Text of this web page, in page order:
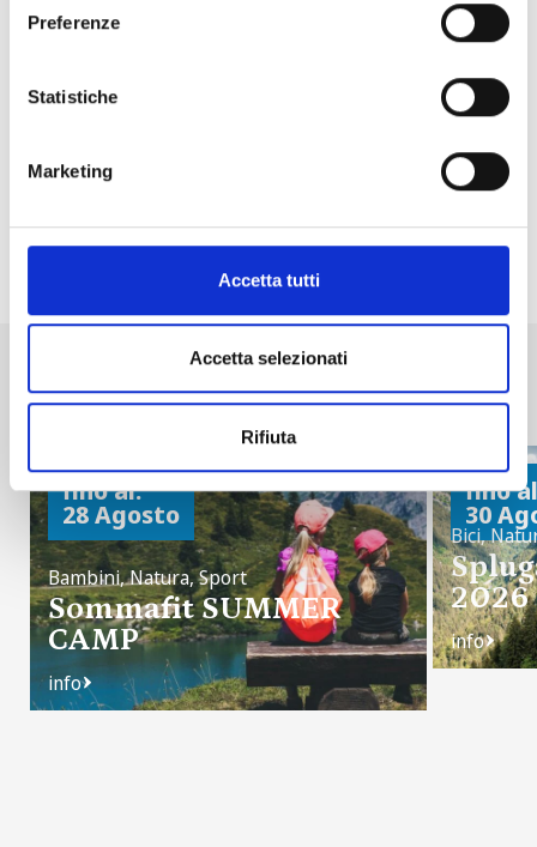
Preferenze
Statistiche
Marketing
Accetta tutti
Accetta selezionati
Rifiuta
Condividi
Altri eventi in programma a
Madesimo
fino al:
28 Agosto
Bambini, Natura, Sport
Sommafit SUMMER
CAMP
info
fino
30
Bici,
2026
info